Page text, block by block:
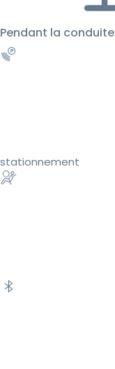
Pendant la conduite
stationnement